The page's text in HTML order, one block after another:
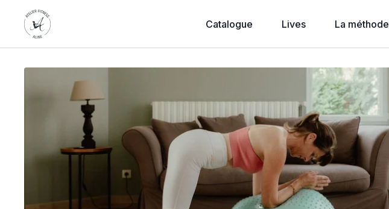
Catalogue Lives La méthode